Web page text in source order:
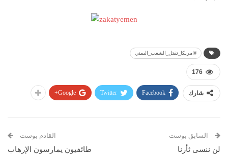
#امريكا_تقتل_الشعب_اليمني
176
شارك Facebook
Twitter
Google+
السابق بوست
لن ننسى ثأرنا
القادم بوست
طائفيون يمارسون الإرهاب